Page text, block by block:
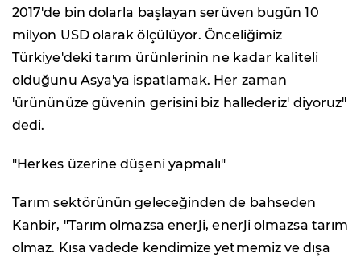
2017'de bin dolarla başlayan serüven bugün 10
milyon USD olarak ölçülüyor. Önceliğimiz
Türkiye'deki tarım ürünlerinin ne kadar kaliteli
olduğunu Asya'ya ispatlamak. Her zaman
'ürününüze güvenin gerisini biz hallederiz' diyoruz"
dedi.
"Herkes üzerine düşeni yapmalı"
Tarım sektörünün geleceğinden de bahseden
Kanbir, "Tarım olmazsa enerji, enerji olmazsa tarım
olmaz. Kısa vadede kendimize yetmemiz ve dışa